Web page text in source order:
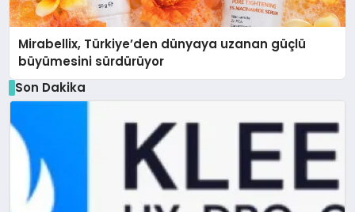
Mirabellix, Türkiye’den dünyaya uzanan güçlü
büyümesini sürdürüyor
Son Dakika